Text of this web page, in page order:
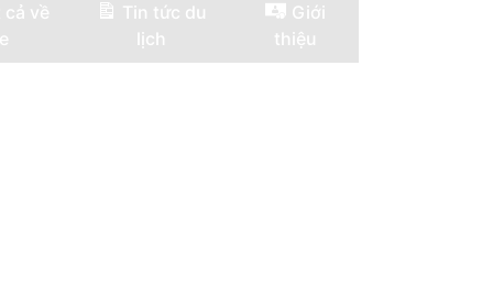
cả về
Tin tức du
lịch
Giới
thiệu